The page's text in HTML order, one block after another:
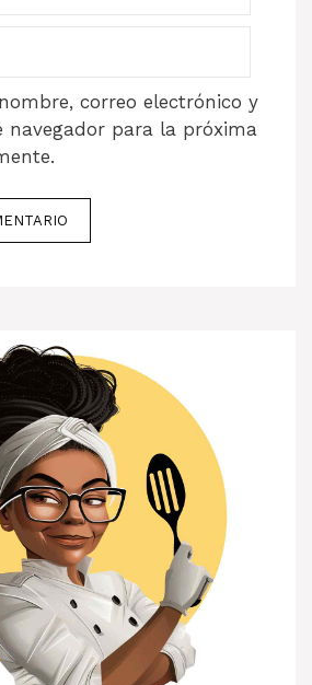
correo electrónico y
navegador para la próxima